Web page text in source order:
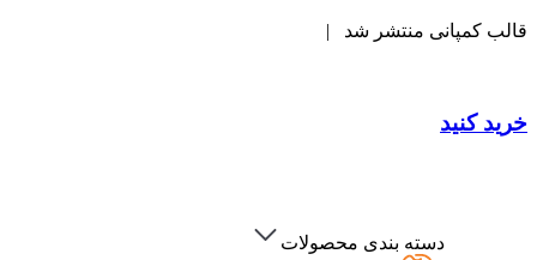
قالب کمپانی منتشر شد |
خرید کنید
دسته بندی محصولات